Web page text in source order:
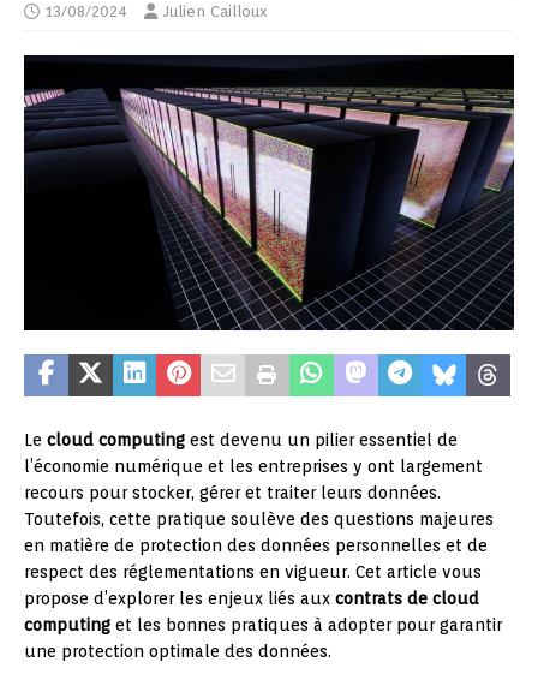
13/08/2024 Julien Cailloux
Le cloud computing est devenu un pilier essentiel de
l’économie numérique et les entreprises y ont largement
recours pour stocker, gérer et traiter leurs données.
Toutefois, cette pratique soulève des questions majeures
en matière de protection des données personnelles et de
respect des réglementations en vigueur. Cet article vous
propose d’explorer les enjeux liés aux contrats de cloud
computing et les bonnes pratiques à adopter pour garantir
une protection optimale des données.